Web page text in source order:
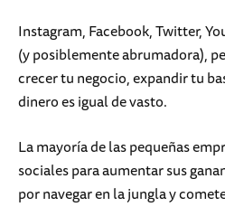
Instagram, Facebook, Twitter,
(y posiblemente abrumadora),
crecer tu negocio, expandir tu
dinero es igual de vasto.
La mayoría de las pequeñas
sociales para aumentar sus
por navegar en la jungla y